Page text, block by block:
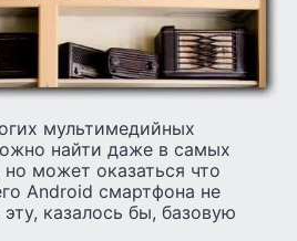
мультимедийных
найти даже в самых
может оказаться что
Android смартфона не
казалось бы, базовую